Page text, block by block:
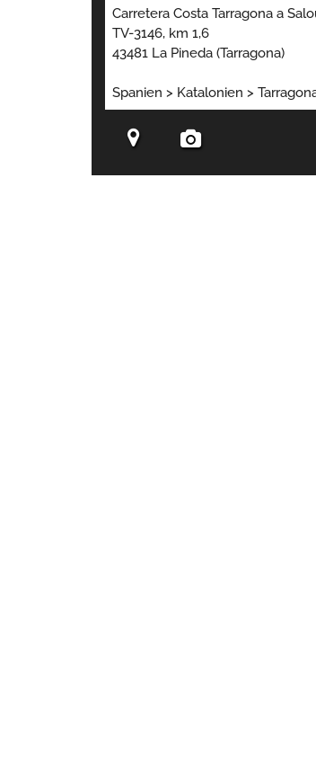
Carretera Costa Tarragona a
TV-3146, km 1,6
43481 La Pineda (Tarragona)
Spanien > Katalonien >